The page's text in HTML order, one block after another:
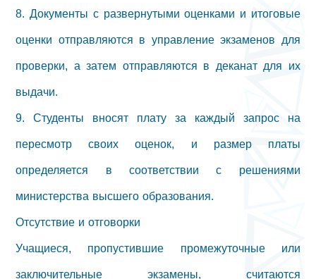
8. Документы с развернутыми оценками и итоговые
оценки отправляются в управление экзаменов для
проверки, а затем отправляются в деканат для их
выдачи.
9. Студенты вносят плату за каждый запрос на
пересмотр своих оценок, и размер платы
определяется в соответствии с решениями
министерства высшего образования.
Отсутствие и отговорки
Учащиеся, пропустившие промежуточные или